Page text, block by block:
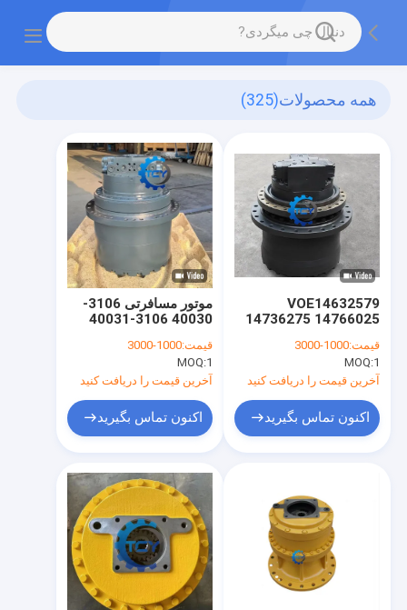
همه محصولات(325)
موتور مسافرتی 3106-
40030 3106-40031
40010 موتور مسافرتی
R210LC9BC
R210LC9BH Final
Drive
قیمت:1000-3000
MOQ:1
آخرین قیمت را دریافت کنید
اکنون تماس بگیرید
VOE14632579
14736275 14766025
EC380E EC480D
EC480E EC480EHR
EC480 Final Drive
قیمت:1000-3000
MOQ:1
آخرین قیمت را دریافت کنید
اکنون تماس بگیرید